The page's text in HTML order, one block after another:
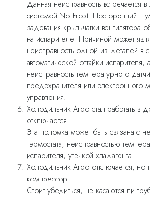
Данная неисправность встречается
системой No Frost. Посторонний
задевания крыльчатки вентилятора
на испарителе. Причиной может
неисправность одной из деталей в
автоматической оттайки
неисправность температурного
предохранителя или электронного
управления.
Холодильник Ardo стал работать в
отключается.
Эта поломка может быть связана с
термостата, неисправностью
испарителя, утечкой хладагента.
Холодильник Ardo отключается, но
компрессор.
Стоит убедиться, не касаются ли